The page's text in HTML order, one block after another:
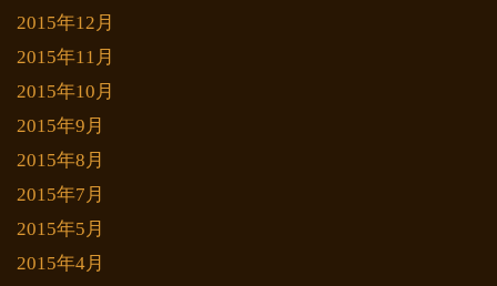
2015年12月
2015年11月
2015年10月
2015年9月
2015年8月
2015年7月
2015年5月
2015年4月